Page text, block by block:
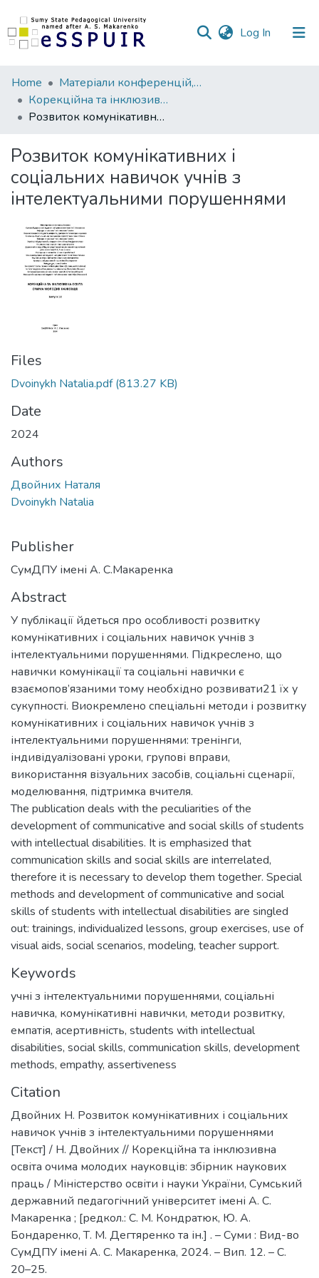
Log In (current)
Communities
&
Collections
Statistics
Home
Матеріали конференцій, семінарів, читань
Корекційна та інклюзивна освіта очима молодих учених
Розвиток комунікативних і соціальних навичок учнів з інтелектуальними порушеннями
Розвиток комунікативних і
соціальних навичок учнів з
інтелектуальними порушеннями
Files
Dvoinykh Natalia.pdf(813.27 KB)
Date
2024
Authors
Двойних Наталя
Dvoinykh Natalia
Publisher
СумДПУ імені А. С.Макаренка
Abstract
У публікації йдеться про особливості розвитку
комунікативних і соціальних навичок учнів з
інтелектуальними порушеннями. Підкреслено, що
навички комунікації та соціальні навички є
взаємопов’язаними тому необхідно розвивати21 їх у
сукупності. Виокремлено спеціальні методи і розвитку
комунікативних і соціальних навичок учнів з
інтелектуальними порушеннями: тренінги,
індивідуалізовані уроки, групові вправи,
використання візуальних засобів, соціальні сценарії,
моделювання, підтримка вчителя.
The publication deals with the peculiarities of the
development of communicative and social skills of students
with intellectual disabilities. It is emphasized that
communication skills and social skills are interrelated,
therefore it is necessary to develop them together. Special
methods and development of communicative and social
skills of students with intellectual disabilities are singled
out: trainings, individualized lessons, group exercises, use of
visual aids, social scenarios, modeling, teacher support.
Keywords
учні з інтелектуальними порушеннями, соціальні
навичка, комунікативні навички, методи розвитку,
емпатія, асертивність, students with intellectual
disabilities, social skills, communication skills, development
methods, empathy, assertiveness
Citation
Двойних Н. Розвиток комунікативних і соціальних
навичок учнів з інтелектуальними порушеннями
[Текст] / Н. Двойних // Корекційна та інклюзивна
освіта очима молодих науковців: збірник наукових
праць / Міністерство освіти і науки України, Сумський
державний педагогічний університет імені А. С.
Макаренка ; [редкол.: С. М. Кондратюк, Ю. А.
Бондаренко, Т. М. Дегтяренко та ін.] . – Суми : Вид-во
СумДПУ імені А. С. Макаренка, 2024. – Вип. 12. – С.
20–25.